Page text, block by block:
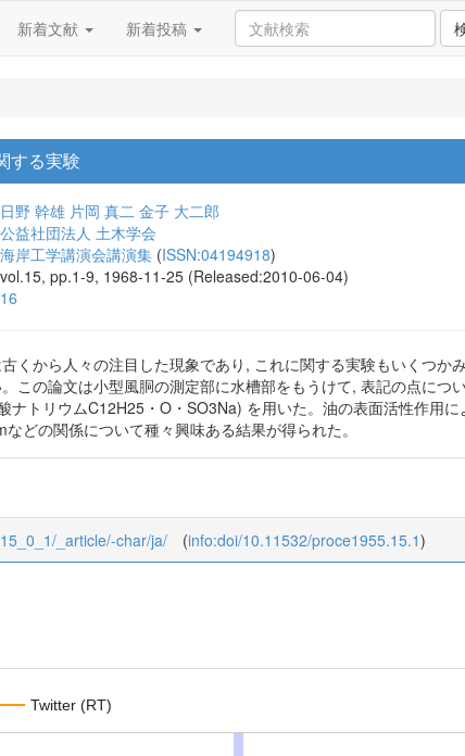
新着文献 新着投稿
する実験
日野 幹雄 片岡 真二 金子 大二郎
公益社団法人 土木学会
海岸工学講演会講演集 (ISSN:04194918)
vol.15, pp.1-9, 1968-11-25 (Released:2010-06-04)
16
くから人々の注目した現象であり, これに関する実験もいくつか
この論文は小型風胴の測定部に水槽部をもうけて, 表記の点につ
ナトリウムC12H25・O・SO3Na) を用いた。油の表面活性作用
どの関係について種々興味ある結果が得られた。
_article/-char/ja/ (info:doi/10.11532/proce1955.15.1)
Twitter (RT)